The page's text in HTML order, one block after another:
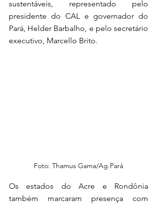
sustentáveis, representado pelo
presidente do CAL e governador do
Pará, Helder Barbalho, e pelo secretário
executivo, Marcello Brito.
Foto: Thamus Gama/Ag.Pará
Os estados do Acre e Rondônia
também marcaram presença com